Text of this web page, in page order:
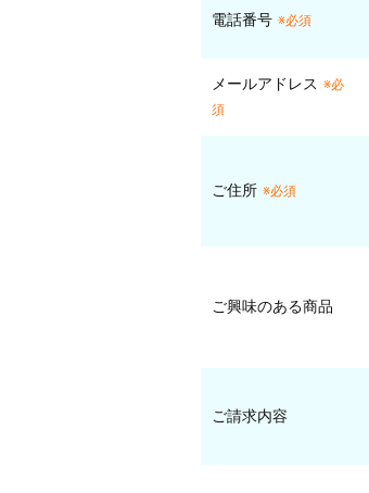
電話番号 ※必須
メールアドレス ※必
須
ご住所 ※必須
ご興味のある商品
ご請求内容